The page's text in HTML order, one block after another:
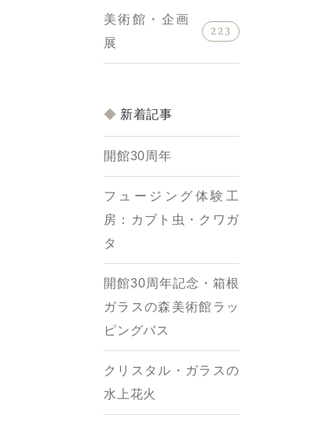
美術館・企画
展
223
新着記事
開館30周年
フュージング体験工
房：カブト虫・クワガ
タ
開館30周年記念・箱根
ガラスの森美術館ラッ
ピングバス
クリスタル・ガラスの
水上花火